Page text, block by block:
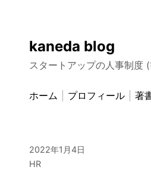
kaneda blog
スタートアップの人事制度
ホーム プロフィール 著
2022年1月4日
HR